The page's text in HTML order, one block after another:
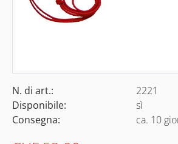
N. di art.:
2221
Disponibile:
sì
Consegna:
ca. 10